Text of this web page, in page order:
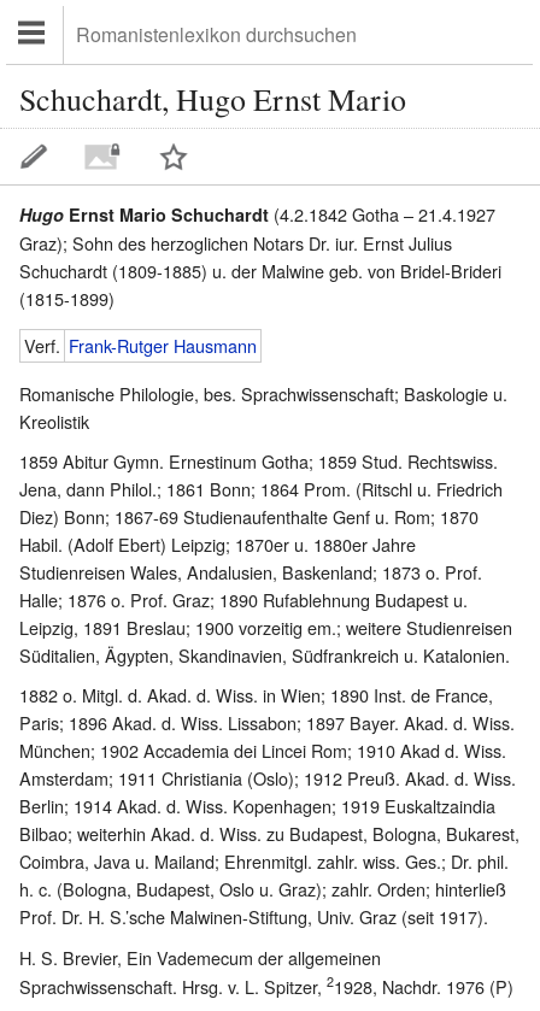
Schuchardt, Hugo Ernst Mario
Hugo Ernst Mario Schuchardt (4.2.1842 Gotha – 21.4.1927
Graz); Sohn des herzoglichen Notars Dr. iur. Ernst Julius
Schuchardt (1809-1885) u. der Malwine geb. von Bridel-Brideri
(1815-1899)
Verf. Frank-Rutger Hausmann
Romanische Philologie, bes. Sprachwissenschaft; Baskologie u.
Kreolistik
1859 Abitur Gymn. Ernestinum Gotha; 1859 Stud. Rechtswiss.
Jena, dann Philol.; 1861 Bonn; 1864 Prom. (Ritschl u. Friedrich
Diez) Bonn; 1867-69 Studienaufenthalte Genf u. Rom; 1870
Habil. (Adolf Ebert) Leipzig; 1870er u. 1880er Jahre
Studienreisen Wales, Andalusien, Baskenland; 1873 o. Prof.
Halle; 1876 o. Prof. Graz; 1890 Rufablehnung Budapest u.
Leipzig, 1891 Breslau; 1900 vorzeitig em.; weitere Studienreisen
Süditalien, Ägypten, Skandinavien, Südfrankreich u. Katalonien.
1882 o. Mitgl. d. Akad. d. Wiss. in Wien; 1890 Inst. de France,
Paris; 1896 Akad. d. Wiss. Lissabon; 1897 Bayer. Akad. d. Wiss.
München; 1902 Accademia dei Lincei Rom; 1910 Akad d. Wiss.
Amsterdam; 1911 Christiania (Oslo); 1912 Preuß. Akad. d. Wiss.
Berlin; 1914 Akad. d. Wiss. Kopenhagen; 1919 Euskaltzaindia
Bilbao; weiterhin Akad. d. Wiss. zu Budapest, Bologna, Bukarest,
Coimbra, Java u. Mailand; Ehrenmitgl. zahlr. wiss. Ges.; Dr. phil.
h. c. (Bologna, Budapest, Oslo u. Graz); zahlr. Orden; hinterließ
Prof. Dr. H. S.’sche Malwinen-Stiftung, Univ. Graz (seit 1917).
H. S. Brevier, Ein Vademecum der allgemeinen
Sprachwissenschaft. Hrsg. v. L. Spitzer, 21928, Nachdr. 1976 (P)